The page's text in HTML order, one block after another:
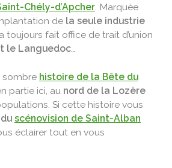
Chély-d’Apcher. Marquée
de la seule industrie
toujours fait office de trait d’union
le Languedoc…
sombre histoire de la Bête du
partie ici, au nord de la Lozère
Si cette histoire vous
scénovision de Saint-Alban
éclairer tout en vous